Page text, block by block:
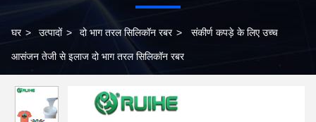
घर > उत्पादों > दो भाग तरल सिलिकॉन रबर > संकीर्ण कपड़े के लिए उच्च
आसंजन तेजी से इलाज दो भाग तरल सिलिकॉन रबर